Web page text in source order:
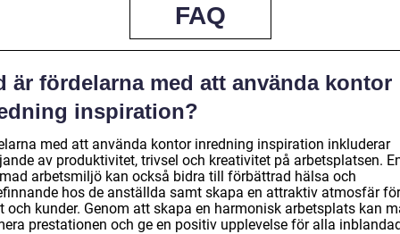
FAQ
är fördelarna med att använda kontor
inspiration?
med att använda kontor inredning inspiration inkluderar
av produktivitet, trivsel och kreativitet på arbetsplatsen.
arbetsmiljö kan också bidra till förbättrad hälsa och
hos de anställda samt skapa en attraktiv atmosfär för
och kunder. Genom att skapa en harmonisk arbetsplats kan
prestationen och ge en positiv upplevelse för alla